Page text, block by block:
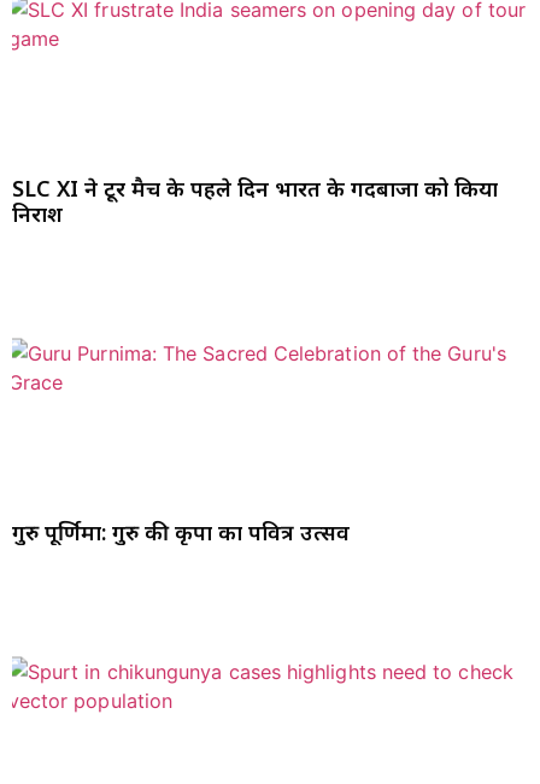
SLC XI ने टूर मैच के पहले दिन भारत के गेंदबाजों को किया
निराश
गुरु पूर्णिमा: गुरु की कृपा का पवित्र उत्सव